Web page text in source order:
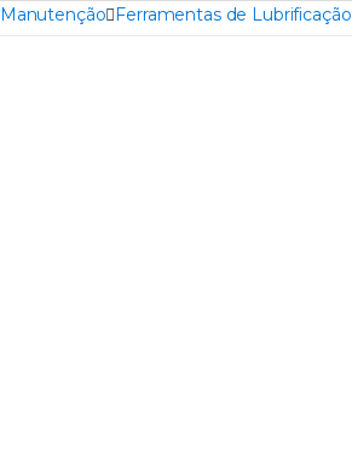
Manutenção Ferramentas de Lubrificação